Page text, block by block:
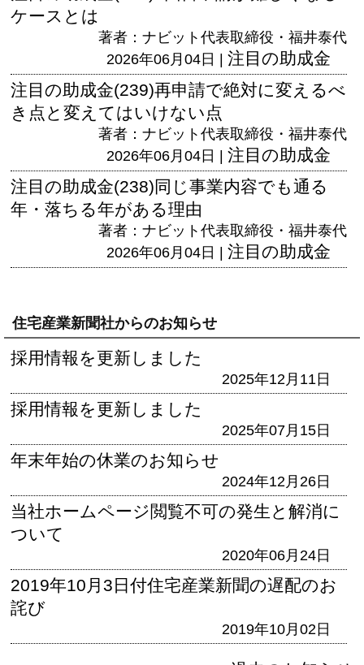
ケースとは
著者：ナビット代表取締役・福井泰代
2026年06月04日 | 注目の助成金
注目の助成金(239)再申請で絶対に変えるべ
き点と変えてはいけない点
著者：ナビット代表取締役・福井泰代
2026年06月04日 | 注目の助成金
注目の助成金(238)同じ事業内容でも通る
年・落ちる年がある理由
著者：ナビット代表取締役・福井泰代
2026年06月04日 | 注目の助成金
住宅産業新聞社からのお知らせ
採用情報を更新しました
2025年12月11日
採用情報を更新しました
2025年07月15日
年末年始の休業のお知らせ
2024年12月26日
当社ホームページ閲覧不可の発生と解消に
ついて
2020年06月24日
2019年10月3日付住宅産業新聞の遅配のお
詫び
2019年10月02日